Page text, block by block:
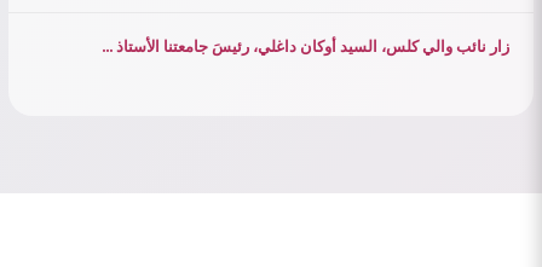
زار نائب والي كلس، السيد أوكان داغلي، رئيسَ جامعتنا الأستاذ ...